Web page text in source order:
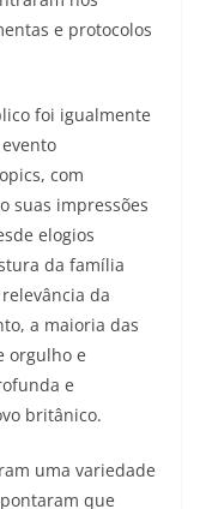
e protocolos
foi igualmente
com
suas impressões
elogios
da família
da
a maioria das
orgulho e
e
britânico.
uma variedade
que